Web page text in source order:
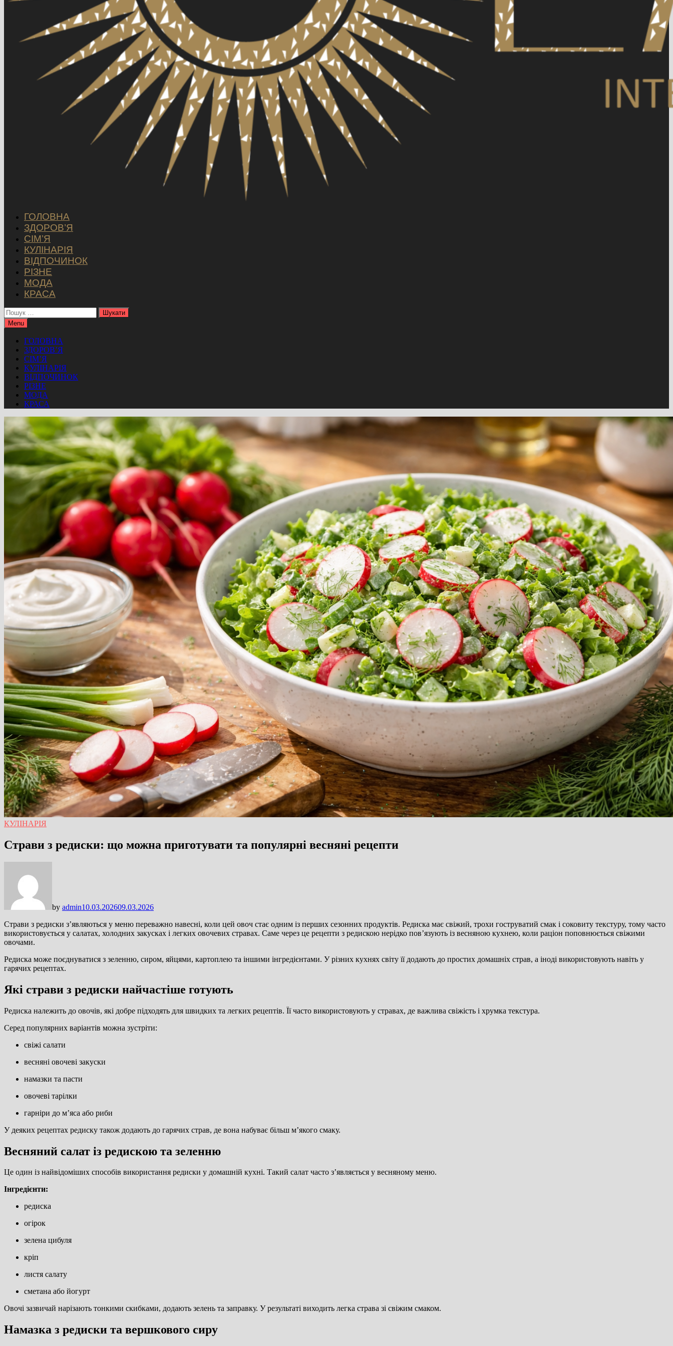
ГОЛОВНА
ЗДОРОВ’Я
СІМ’Я
КУЛІНАРІЯ
ВІДПОЧИНОК
РІЗНЕ
МОДА
КРАСА
Пошук:
Menu
ГОЛОВНА
ЗДОРОВ’Я
СІМ’Я
КУЛІНАРІЯ
ВІДПОЧИНОК
РІЗНЕ
МОДА
КРАСА
КУЛІНАРІЯ
Страви з редиски: що можна приготувати та популярні весняні рецепти
by admin10.03.202609.03.2026
Страви з редиски з’являються у меню переважно навесні, коли цей овоч стає одним із перших сезонних продуктів. Редиска має свіжий, трохи гоструватий смак і соковиту текстуру, тому часто
використовується у салатах, холодних закусках і легких овочевих стравах. Саме через це рецепти з редискою нерідко пов’язують із весняною кухнею, коли раціон поповнюється свіжими
овочами.
Редиска може поєднуватися з зеленню, сиром, яйцями, картоплею та іншими інгредієнтами. У різних кухнях світу її додають до простих домашніх страв, а іноді використовують навіть у
гарячих рецептах.
Які страви з редиски найчастіше готують
Редиска належить до овочів, які добре підходять для швидких та легких рецептів. Її часто використовують у стравах, де важлива свіжість і хрумка текстура.
Серед популярних варіантів можна зустріти:
свіжі салати
весняні овочеві закуски
намазки та пасти
овочеві тарілки
гарніри до м’яса або риби
У деяких рецептах редиску також додають до гарячих страв, де вона набуває більш м’якого смаку.
Весняний салат із редискою та зеленню
Це один із найвідоміших способів використання редиски у домашній кухні. Такий салат часто з’являється у весняному меню.
Інгредієнти:
редиска
огірок
зелена цибуля
кріп
листя салату
сметана або йогурт
Овочі зазвичай нарізають тонкими скибками, додають зелень та заправку. У результаті виходить легка страва зі свіжим смаком.
Намазка з редиски та вершкового сиру